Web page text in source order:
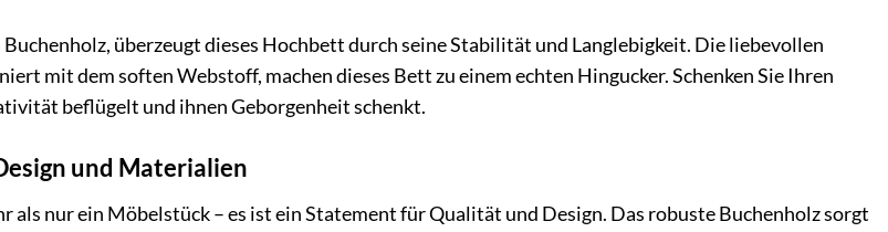
überzeugt dieses Hochbett durch seine Stabilität und Langlebigkeit. Die liebevollen
mit dem soften Webstoff, machen dieses Bett zu einem echten Hingucker. Schenken Sie Ihren
beflügelt und ihnen Geborgenheit schenkt.
und Materialien
als nur ein Möbelstück – es ist ein Statement für Qualität und Design. Das robuste Buchenholz sorgt